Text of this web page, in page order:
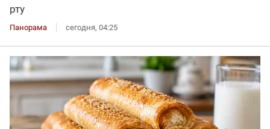
рту
Панорама сегодня, 04:25